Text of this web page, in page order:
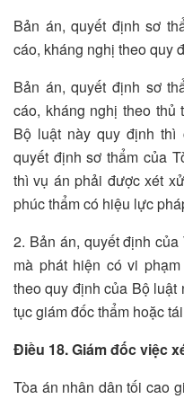
Bản án, quyết định sơ
cáo, kháng nghị theo quy
Bản án, quyết định sơ
cáo, kháng nghị theo thủ
Bộ luật này quy định
quyết định sơ thẩm của
thì vụ án phải được xét
phúc thẩm có hiệu lực
2. Bản án, quyết định
mà phát hiện có vi
theo quy định của Bộ luật
tục giám đốc thẩm hoặc
Điều 18. Giám đốc việc
Tòa án nhân dân tối cao